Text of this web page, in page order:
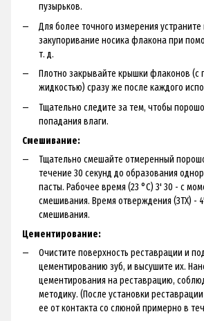
пузырьков.
Для более точного измерения
закупоривание носика флакона при
т. д.
Плотно закрывайте крышки флаконов (с
жидкостью) сразу же после каждого
Тщательно следите за тем, чтобы
попадания влаги.
Смешивание:
Тщательно смешайте отмеренный
течение 30 секунд до образования
пасты. Рабочее время (23 °С) 3' 30 - с
смешивания. Время отверждения (ЗТХ) -
смешивания.
Цементирование:
Очистите поверхность реставрации и
цементированию зуб, и высушите их.
цементирования на реставрацию,
методику. (После установки
ее от контакта со слюной примерно в